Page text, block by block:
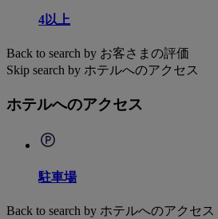
4以上
Back to search by お客さまの評価
Skip search by ホテルへのアクセス
ホテルへのアクセス
駐車場
Back to search by ホテルへのアクセス